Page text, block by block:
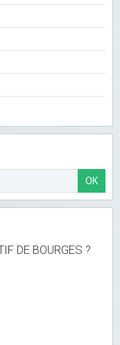
OK
DE BOURGES ?